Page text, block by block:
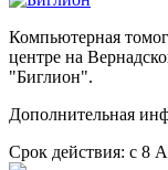
Компьютерная
центре на
"Биглион".
Дополнительная
Срок действия: с 8